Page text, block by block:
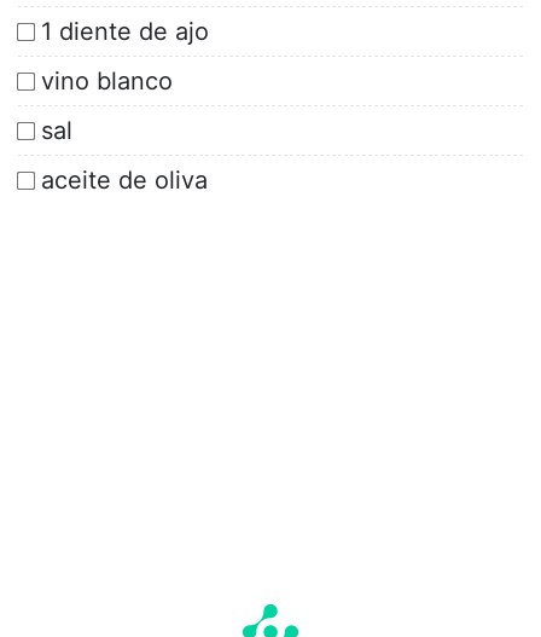
1 diente de ajo
vino blanco
sal
aceite de oliva